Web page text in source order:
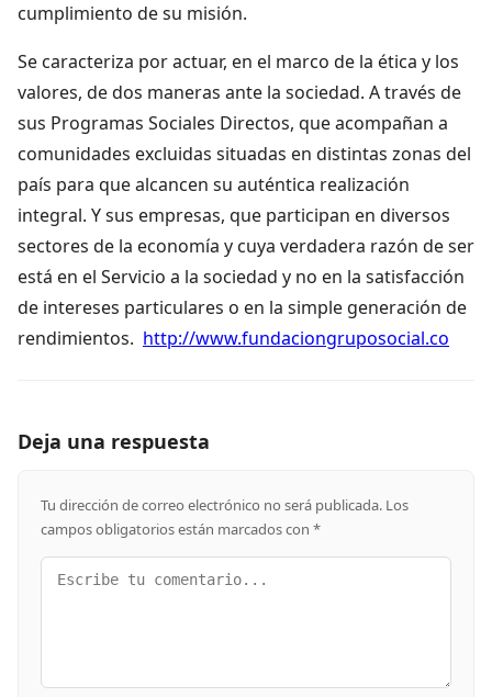
cumplimiento de su misión.
Se caracteriza por actuar, en el marco de la ética y los
valores, de dos maneras ante la sociedad. A través de
sus Programas Sociales Directos, que acompañan a
comunidades excluidas situadas en distintas zonas del
país para que alcancen su auténtica realización
integral. Y sus empresas, que participan en diversos
sectores de la economía y cuya verdadera razón de ser
está en el Servicio a la sociedad y no en la satisfacción
de intereses particulares o en la simple generación de
rendimientos. http://www.fundaciongruposocial.co
Deja una respuesta
Tu dirección de correo electrónico no será publicada. Los
campos obligatorios están marcados con *